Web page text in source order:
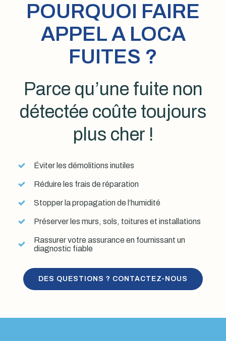
POURQUOI FAIRE
APPEL A LOCA
FUITES ?
Parce qu’une fuite non
détectée coûte toujours
plus cher !
Éviter les démolitions inutiles
Réduire les frais de réparation
Stopper la propagation de l’humidité
Préserver les murs, sols, toitures et installations
Rassurer votre assurance en fournissant un
diagnostic fiable
DES QUESTIONS ? CONTACTEZ-NOUS